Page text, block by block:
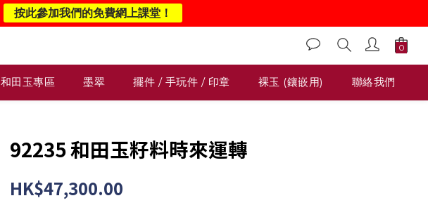
和田玉專區 墨翠 擺件 / 手玩件 / 印章 裸玉 (鑲嵌用) 聯絡我們
92235 和田玉籽料時來運轉
HK$47,300.00
按此參加我們的免費網上課堂！